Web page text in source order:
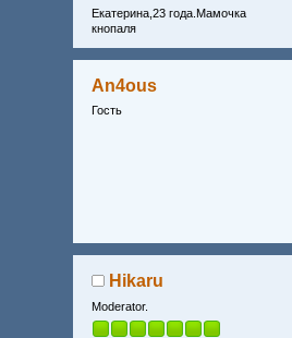
Екатерина,23 года.Мамочка
кнопаля
An4ous
Гость
Hikaru
Moderator.